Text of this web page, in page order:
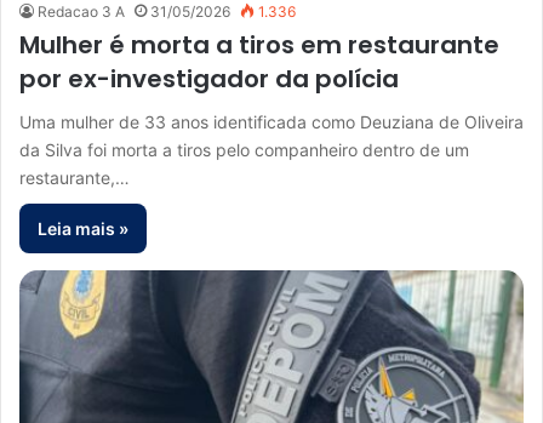
Redacao 3 A 31/05/2026 1.336
Mulher é morta a tiros em restaurante
por ex-investigador da polícia
Uma mulher de 33 anos identificada como Deuziana de Oliveira
da Silva foi morta a tiros pelo companheiro dentro de um
restaurante,…
Leia mais »